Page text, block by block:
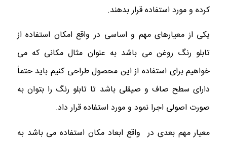
کرده و مورد استفاده قرار بدهند.
یکی از معیارهای مهم و اساسی در واقع امکان استفاده از
تابلو رنگ روغن می باشد به عنوان مثال مکانی که می
خواهیم برای استفاده از این محصول طراحی کنیم باید حتماً
دارای سطح صاف و صیقلی باشد تا تابلو رنگ را بتوان به
صورت اصولی اجرا نمود و مورد استفاده قرار داد.
معیار مهم بعدی در واقع ابعاد مکان استفاده می باشد به